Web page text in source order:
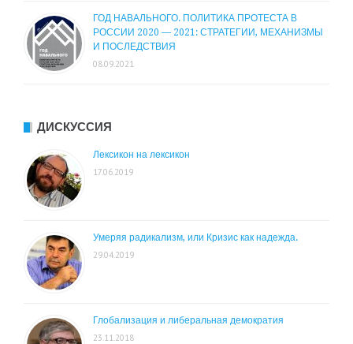
ГОД НАВАЛЬНОГО. ПОЛИТИКА ПРОТЕСТА В
РОССИИ 2020 — 2021: СТРАТЕГИИ, МЕХАНИЗМЫ
И ПОСЛЕДСТВИЯ
08.09.2021
ДИСКУССИЯ
Лексикон на лексикон
17.06.2019
Умеряя радикализм, или Кризис как надежда.
29.04.2019
Глобализация и либеральная демократия
23.11.2018